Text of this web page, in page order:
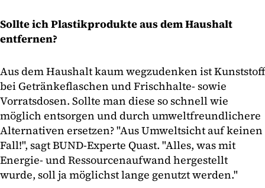
Sollte ich Plastikprodukte aus dem Haushalt
entfernen?
Aus dem Haushalt kaum wegzudenken ist Kunststoff
bei Getränkeflaschen und Frischhalte- sowie
Vorratsdosen. Sollte man diese so schnell wie
möglich entsorgen und durch umweltfreundlichere
Alternativen ersetzen? "Aus Umweltsicht auf keinen
Fall!", sagt BUND-Experte Quast. "Alles, was mit
Energie- und Ressourcenaufwand hergestellt
wurde, soll ja möglichst lange genutzt werden."